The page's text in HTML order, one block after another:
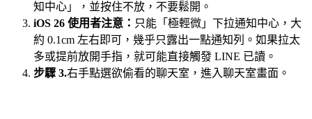
知中心」，並按住不放，不要鬆開。
iOS 26 使用者注意： 只能「極輕微」下拉通知中心，大
約 0.1cm 左右即可，幾乎只露出一點通知列。如果拉太
多或提前放開手指，就可能直接觸發 LINE 已讀。
步驟 3.右手點選欲偷看的聊天室，進入聊天室畫面。